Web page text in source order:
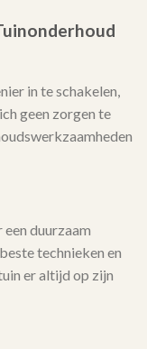
in te schakelen,
geen zorgen te
duurzaam
technieken en
er altijd op zijn